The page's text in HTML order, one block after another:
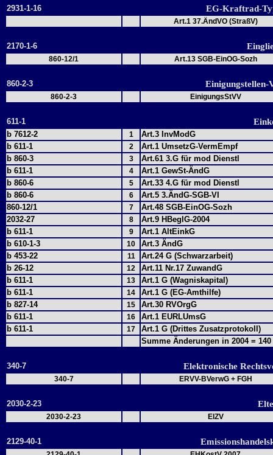
2931-1-16 EG-Kraftrad-
Art.1 37.ÄndVO (StraßV)
2170-1-6
860-12/1 Art.13 SGB-EinOG-Sozh
860-2-3 Einigungstellen-
860-2-3 EinigungsStVV
611-1
b 7612-2 1
Art.3 InvModG
b 611-1
2
Art.1 UmsetzG-VermEmpf
b 860-3
3
Art.61 3.G für mod Dienstl
b 611-1
4
Art.1 GewSt-ÄndG
b 860-6
5
Art.33 4.G für mod Dienstl
b 860-6
6
Art.5 3.ÄndG-SGB-VI
860-12/1
7
Art.48 SGB-EinOG-Sozh
2032-27
8
Art.9 HBeglG-2004
b 611-1
9
Art.1 AltEinkG
b 610-1-3
10
Art.3 ÄndG
b 453-22
11
Art.24 G (Schwarzarbeit)
b 26-12
12
Art.11 Nr.17 ZuwandG
b 611-1
13
Art.1 G (Wagniskapital)
b 611-1
14
Art.1 G (EG-Amthilfe)
b 827-14
15
Art.30 RVOrgG
b 611-1
16
Art.1 EURLUmsG
b 611-1
17
Art.1 G (Drittes Zusatzprotokoll)
Summe Änderungen in 2004 = 140
340-7 Elektronische
340-7 ERVV-BVerwG + FGH
2030-2-23
2030-2-23 ElZV
2129-40-1